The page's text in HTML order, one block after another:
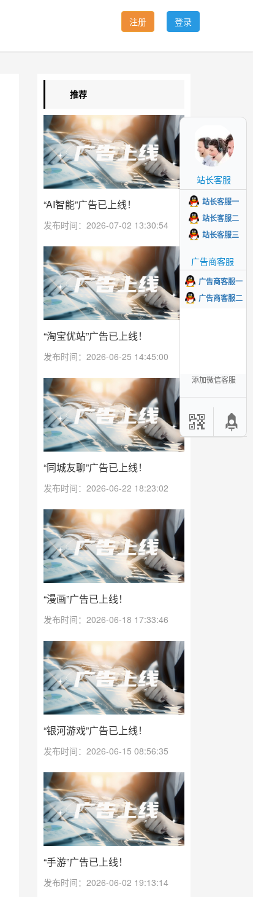
注册 登录
推荐
“AI智能”广告已上线！
发布时间：2026-07-02 13:30:54
“淘宝优站”广告已上线！
发布时间：2026-06-25 14:45:00
“同城友聊”广告已上线！
发布时间：2026-06-22 18:23:02
“漫画”广告已上线！
发布时间：2026-06-18 17:33:46
“银河游戏”广告已上线！
发布时间：2026-06-15 08:56:35
“手游”广告已上线！
发布时间：2026-06-02 19:13:14
站长客服
站长客服一
站长客服二
站长客服三
广告商客服
广告商客服一
广告商客服二
添加微信客服